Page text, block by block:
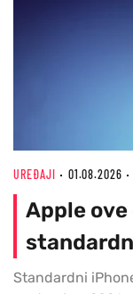
UREĐAJI 01.08.2026
Apple
Standardni